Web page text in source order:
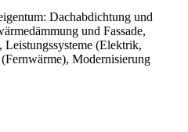
Dachabdichtung und
und Fassade,
Leistungssysteme (Elektrik,
Modernisierung